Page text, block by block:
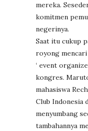
mereka.
komitmen
negerinya.
Saat itu cukup
royong
‘ event
kongres.
mahasiswa
Club Indonesia
menyumbang
tambahannya